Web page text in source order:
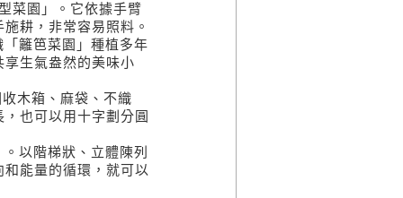
菜園」。它依據手臂
耕，非常容易照料。
籬笆菜園」種植多年
生氣盎然的美味小
木箱、麻袋、不織
也可以用十字劃分圓
以階梯狀、立體陳列
能量的循環，就可以